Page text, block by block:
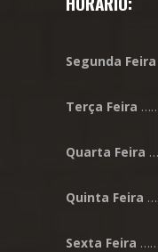
Segunda Feira
Terça Feira
Quarta Feira
Quinta Feira
Sexta Feira